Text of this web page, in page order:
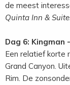
de meest
Quinta Inn &
Dag 6: Kingman
Een relatief korte
Grand Canyon.
Rim. De